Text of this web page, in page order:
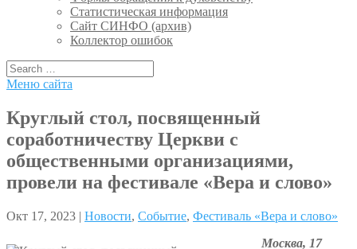
Статистическая информация
Сайт СИНФО (архив)
Коллектор ошибок
Меню сайта
Круглый стол, посвященный
соработничеству Церкви с
общественными организациями,
провели на фестивале «Вера и слово»
Окт 17, 2023 | Новости, Событие, Фестиваль «Вера и слово»
Москва, 17